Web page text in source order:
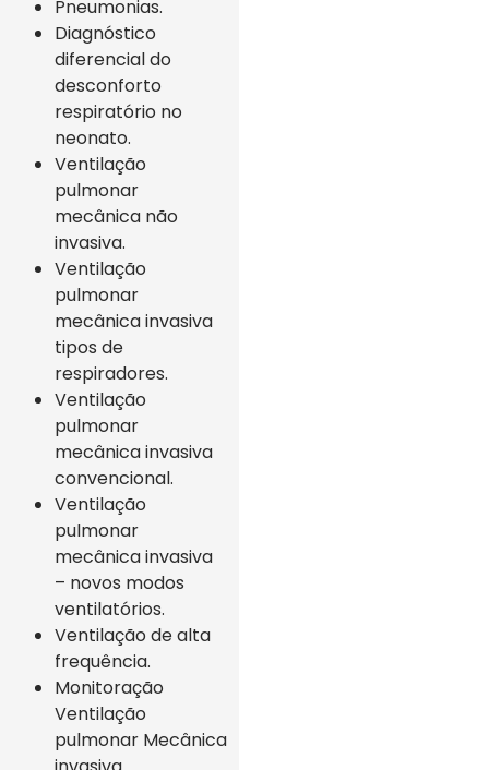
Pneumonias.
Diagnóstico
diferencial do
desconforto
respiratório no
neonato.
Ventilação
pulmonar
mecânica não
invasiva.
Ventilação
pulmonar
mecânica invasiva
tipos de
respiradores.
Ventilação
pulmonar
mecânica invasiva
convencional.
Ventilação
pulmonar
mecânica invasiva
– novos modos
ventilatórios.
Ventilação de alta
frequência.
Monitoração
Ventilação
pulmonar Mecânica